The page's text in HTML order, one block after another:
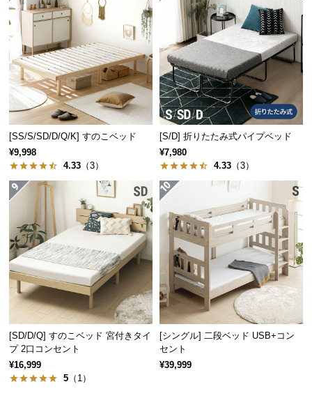
ス
に
い
て
搬
入
経
路
に
つ
て
返
品・
キ
ャ
セ
ル
に
つ
[SS/S/SD/D/Q/K] すのこベッド
¥9,998
4.33 （3）
[S/D] 折りたたみ式パイプベッド
¥7,980
4.33 （3）
[SD/D/Q] すのこベッド 宮付きタイ
プ 2口コンセント
¥16,999
5 （1）
[シングル] 二段ベッド USB+コン
セント
¥39,999